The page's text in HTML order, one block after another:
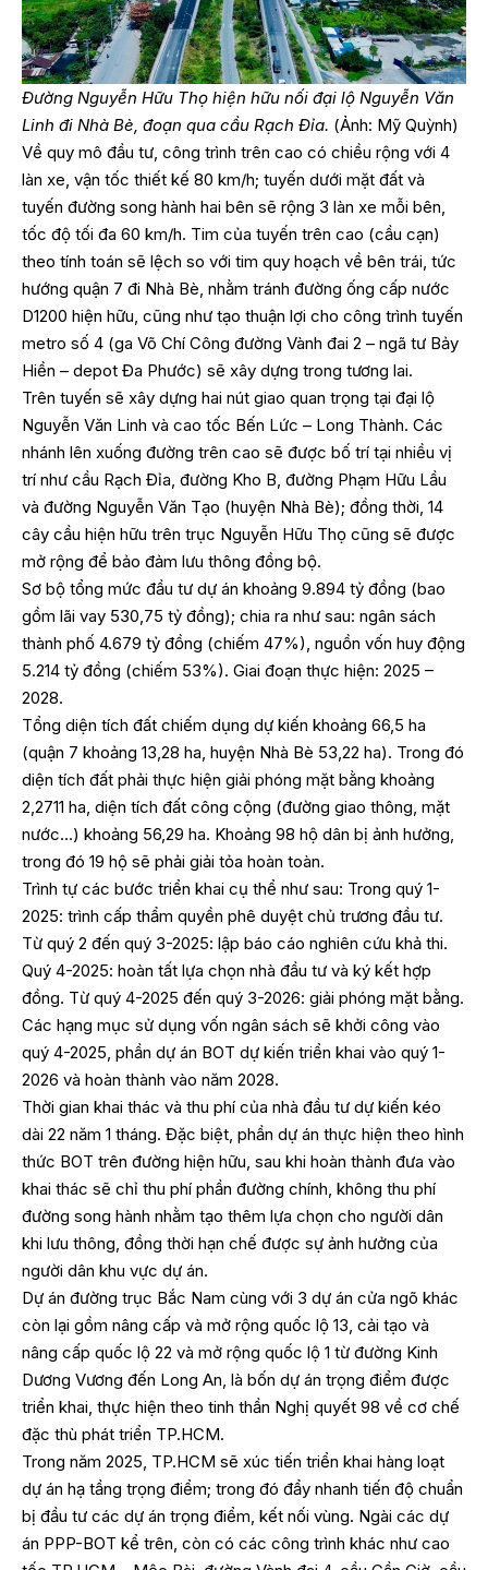
Đường Nguyễn Hữu Thọ hiện hữu nối đại lộ Nguyễn Văn
Linh đi Nhà Bè, đoạn qua cầu Rạch Đỉa. (Ảnh: Mỹ Quỳnh)
Về quy mô đầu tư, công trình trên cao có chiều rộng với 4
làn xe, vận tốc thiết kế 80 km/h; tuyến dưới mặt đất và
tuyến đường song hành hai bên sẽ rộng 3 làn xe mỗi bên,
tốc độ tối đa 60 km/h. Tim của tuyến trên cao (cầu cạn)
theo tính toán sẽ lệch so với tim quy hoạch về bên trái, tức
hướng quận 7 đi Nhà Bè, nhằm tránh đường ống cấp nước
D1200 hiện hữu, cũng như tạo thuận lợi cho công trình tuyến
metro số 4 (ga Võ Chí Công đường Vành đai 2 – ngã tư Bảy
Hiền – depot Đa Phước) sẽ xây dựng trong tương lai.
Trên tuyến sẽ xây dựng hai nút giao quan trọng tại đại lộ
Nguyễn Văn Linh và cao tốc Bến Lức – Long Thành. Các
nhánh lên xuống đường trên cao sẽ được bố trí tại nhiều vị
trí như cầu Rạch Đỉa, đường Kho B, đường Phạm Hữu Lầu
và đường Nguyễn Văn Tạo (huyện Nhà Bè); đồng thời, 14
cây cầu hiện hữu trên trục Nguyễn Hữu Thọ cũng sẽ được
mở rộng để bảo đảm lưu thông đồng bộ.
Sơ bộ tổng mức đầu tư dự án khoảng 9.894 tỷ đồng (bao
gồm lãi vay 530,75 tỷ đồng); chia ra như sau: ngân sách
thành phố 4.679 tỷ đồng (chiếm 47%), nguồn vốn huy động
5.214 tỷ đồng (chiếm 53%). Giai đoạn thực hiện: 2025 –
2028.
Tổng diện tích đất chiếm dụng dự kiến khoảng 66,5 ha
(quận 7 khoảng 13,28 ha, huyện Nhà Bè 53,22 ha). Trong đó
diện tích đất phải thực hiện giải phóng mặt bằng khoảng
2,2711 ha, diện tích đất công cộng (đường giao thông, mặt
nước…) khoảng 56,29 ha. Khoảng 98 hộ dân bị ảnh hưởng,
trong đó 19 hộ sẽ phải giải tỏa hoàn toàn.
Trình tự các bước triển khai cụ thể như sau: Trong quý 1-
2025: trình cấp thẩm quyền phê duyệt chủ trương đầu tư.
Từ quý 2 đến quý 3-2025: lập báo cáo nghiên cứu khả thi.
Quý 4-2025: hoàn tất lựa chọn nhà đầu tư và ký kết hợp
đồng. Từ quý 4-2025 đến quý 3-2026: giải phóng mặt bằng.
Các hạng mục sử dụng vốn ngân sách sẽ khởi công vào
quý 4-2025, phần dự án BOT dự kiến triển khai vào quý 1-
2026 và hoàn thành vào năm 2028.
Thời gian khai thác và thu phí của nhà đầu tư dự kiến kéo
dài 22 năm 1 tháng. Đặc biệt, phần dự án thực hiện theo hình
thức BOT trên đường hiện hữu, sau khi hoàn thành đưa vào
khai thác sẽ chỉ thu phí phần đường chính, không thu phí
đường song hành nhằm tạo thêm lựa chọn cho người dân
khi lưu thông, đồng thời hạn chế được sự ảnh hưởng của
người dân khu vực dự án.
Dự án đường trục Bắc Nam cùng với 3 dự án cửa ngõ khác
còn lại gồm nâng cấp và mở rộng quốc lộ 13, cải tạo và
nâng cấp quốc lộ 22 và mở rộng quốc lộ 1 từ đường Kinh
Dương Vương đến Long An, là bốn dự án trọng điểm được
triển khai, thực hiện theo tinh thần Nghị quyết 98 về cơ chế
đặc thù phát triển TP.HCM.
Trong năm 2025, TP.HCM sẽ xúc tiến triển khai hàng loạt
dự án hạ tầng trọng điểm; trong đó đẩy nhanh tiến độ chuẩn
bị đầu tư các dự án trọng điểm, kết nối vùng. Ngài các dự
án PPP-BOT kể trên, còn có các công trình khác như cao